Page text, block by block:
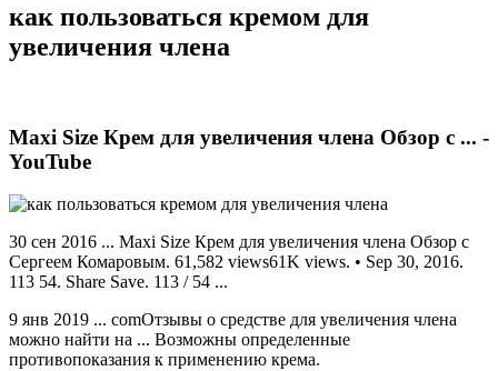
как пользоваться кремом для
увеличения члена
Maxi Size Крем для увеличения члена Обзор с ... -
YouTube
30 сен 2016 ... Maxi Size Крем для увеличения члена Обзор с
Сергеем Комаровым. 61,582 views61K views. • Sep 30, 2016.
113 54. Share Save. 113 / 54 ...
9 янв 2019 ... comОтзывы о средстве для увеличения члена
можно найти на ... Возможны определенные
противопоказания к применению крема.